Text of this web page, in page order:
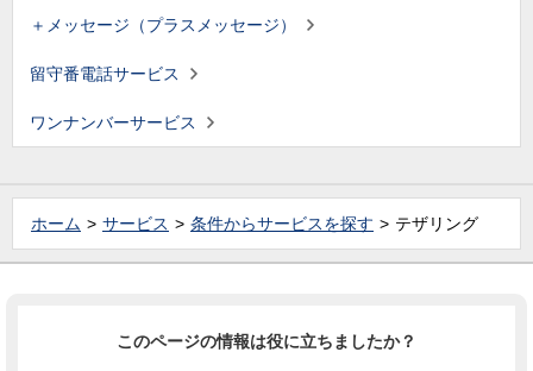
＋メッセージ（プラスメッセージ）
留守番電話サービス
ワンナンバーサービス
ホーム サービス 条件からサービスを探す テザリング
このページの情報は役に立ちましたか？